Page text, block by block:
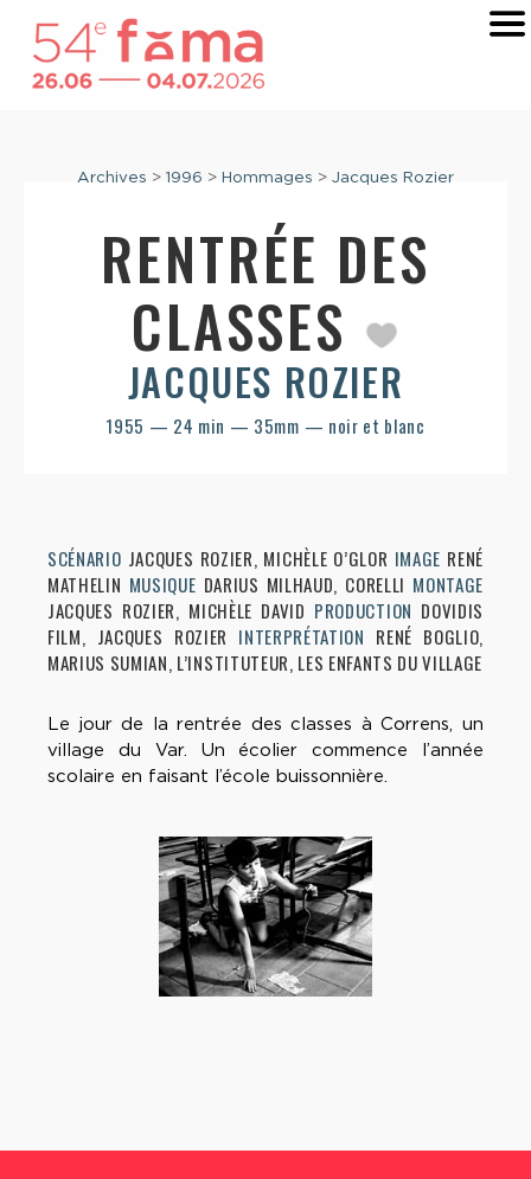
Archives > 1996 > Hommages > Jacques Rozier
RENTRÉE DES
CLASSES
JACQUES ROZIER
1955 — 24 min — 35mm — noir et blanc
SCÉNARIO JACQUES ROZIER, MICHÈLE O’GLOR IMAGE RENÉ
MATHELIN MUSIQUE DARIUS MILHAUD, CORELLI MONTAGE
JACQUES ROZIER, MICHÈLE DAVID PRODUCTION DOVIDIS
FILM, JACQUES ROZIER INTERPRÉTATION RENÉ BOGLIO,
MARIUS SUMIAN, L’INSTITUTEUR, LES ENFANTS DU VILLAGE
Le jour de la rentrée des classes à Correns, un
village du Var. Un écolier commence l’année
scolaire en faisant l’école buissonnière.